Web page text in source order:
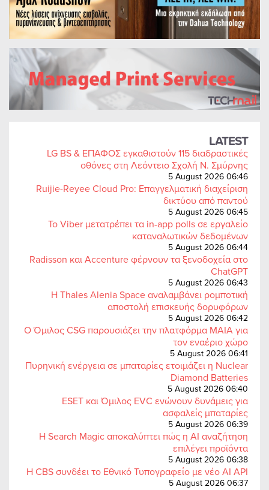
LATEST
LG BS & ΕΠΑΦΟΣ εγκαθιστούν 115 διαδραστικές
οθόνες στη Λεόντειο Σχολή Ν. Σμύρνης
5 August 2026 06:46
Ruijie-Reyee Cloud Pro: Επαγγελματική διαχείριση
δικτύου από παντού
5 August 2026 06:45
Το Viber μετατρέπει τα in-app polls σε εργαλείο
καταναλωτικών δεδομένων
5 August 2026 06:44
Radisson και Accenture φέρνουν τα ξενοδοχεία στο
ChatGPT
5 August 2026 06:43
Η Thales Alenia Space αναλαμβάνει ρομποτική
αποστολή επισκευής δορυφόρων
5 August 2026 06:42
Ο Όμιλος CSG παρουσιάζει την πλατφόρμα MAIA για
τον εναέριο χώρο
5 August 2026 06:41
Πυρηνική ενέργεια σε μπαταρίες ετοιμάζει η Nuclear
Diamond Batteries
5 August 2026 06:40
ESET και Όμιλος EVC ενώνουν δυνάμεις για
ασφαλείς μπαταρίες
5 August 2026 06:39
Η Search Magic αποκαλύπτει πώς η AI αναζήτηση
επιλέγει προϊόντα
5 August 2026 06:38
Η CBS συνδέει το Εθνικό Τυπογραφείο με νέο AI API
5 August 2026 06:37